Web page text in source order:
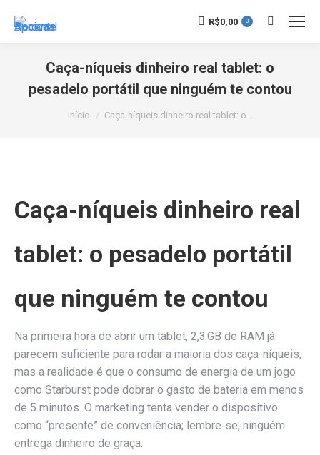
R$0,00 0
Caça-níqueis dinheiro real tablet: o
pesadelo portátil que ninguém te contou
Você está aqui:
Início Caça-níqueis dinheiro real tablet: o…
Caça-níqueis dinheiro real
tablet: o pesadelo portátil
que ninguém te contou
Na primeira hora de abrir um tablet, 2,3 GB de RAM já
parecem suficiente para rodar a maioria dos caça-níqueis,
mas a realidade é que o consumo de energia de um jogo
como Starburst pode dobrar o gasto de bateria em menos
de 5 minutos. O marketing tenta vender o dispositivo
como “presente” de conveniência; lembre‑se, ninguém
entrega dinheiro de graça.